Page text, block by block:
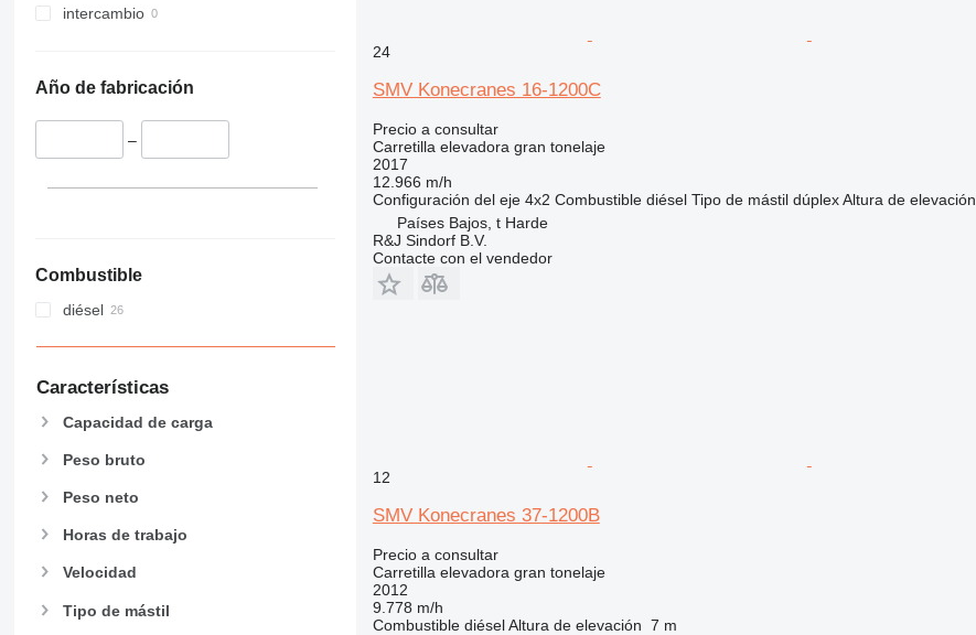
intercambio
Año de fabricación
–
Combustible
diésel
Características
Capacidad de carga
Peso bruto
Peso neto
Horas de trabajo
Velocidad
Tipo de mástil
24
SMV Konecranes 16-1200C
Precio a consultar
Carretilla elevadora gran tonelaje
2017
12.966 m/h
Configuración del eje 4x2 Combustible diésel Tipo de mástil dúplex Altura de elevación
Países Bajos, t Harde
R&J Sindorf B.V.
Contacte con el vendedor
12
SMV Konecranes 37-1200B
Precio a consultar
Carretilla elevadora gran tonelaje
2012
9.778 m/h
Combustible diésel Altura de elevación 7 m